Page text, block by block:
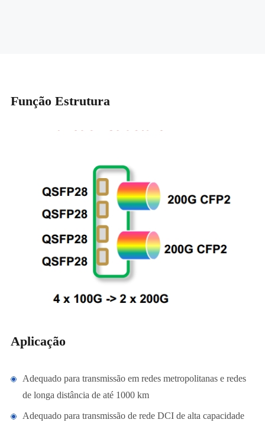
Função Estrutura
Aplicação
Adequado para transmissão em redes metropolitanas e redes
de longa distância de até 1000 km
Adequado para transmissão de rede DCI de alta capacidade